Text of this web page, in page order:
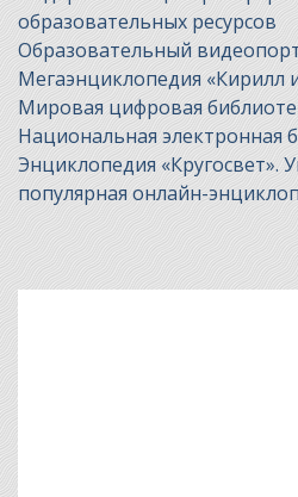
образовательных ресурсов
Образовательный
Мегаэнциклопедия «Кирилл
Мировая цифровая
Национальная электронная
Энциклопедия «Кругосвет».
популярная онлайн-